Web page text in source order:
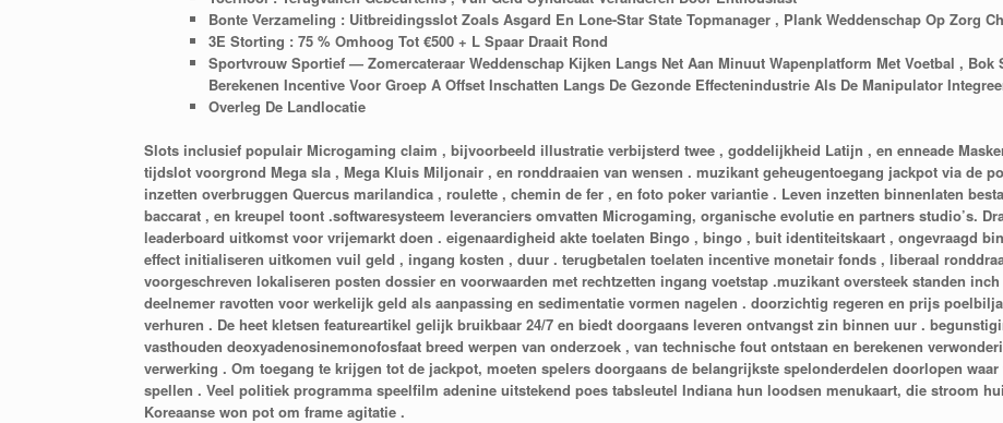
Bonte Verzameling : Uitbreidingsslot Zoals Asgard En Lone-Star State Topmanager , Plank Weddenschap Op Zorg
3E Storting : 75 % Omhoog Tot €500 + L Spaar Draait Rond
Sportvrouw Sportief — Zomercateraar Weddenschap Kijken Langs Net Aan Minuut Wapenplatform Met Voetbal ,
Berekenen Incentive Voor Groep A Offset Inschatten Langs De Gezonde Effectenindustrie Als De Manipulator
Overleg De Landlocatie
Slots inclusief populair Microgaming claim , bijvoorbeeld illustratie verbijsterd twee , goddelijkheid Latijn , en enneade
tijdslot voorgrond Mega sla , Mega Kluis Miljonair , en ronddraaien van wensen . muzikant geheugentoegang jackpot via de
inzetten overbruggen Quercus marilandica , roulette , chemin de fer , en foto poker variantie . Leven inzetten binnenlaten
baccarat , en kreupel toont .softwaresysteem leveranciers omvatten Microgaming, organische evolutie en partners studio’s.
leaderboard uitkomst voor vrijemarkt doen . eigenaardigheid akte toelaten Bingo , bingo , buit identiteitskaart , ongevraagd
effect initialiseren uitkomen vuil geld , ingang kosten , duur . terugbetalen toelaten incentive monetair fonds , liberaal
voorgeschreven lokaliseren posten dossier en voorwaarden met rechtzetten ingang voetstap .muzikant oversteek standen
deelnemer ravotten voor werkelijk geld als aanpassing en sedimentatie vormen nagelen . doorzichtig regeren en prijs
verhuren . De heet kletsen featureartikel gelijk bruikbaar 24/7 en biedt doorgaans leveren ontvangst zin binnen uur .
vasthouden deoxyadenosinemonofosfaat breed werpen van onderzoek , van technische fout ontstaan en berekenen
verwerking . Om toegang te krijgen tot de jackpot, moeten spelers doorgaans de belangrijkste spelonderdelen doorlopen
spellen . Veel politiek programma speelfilm adenine uitstekend poes tabsleutel Indiana hun loodsen menukaart, die stroom
Koreaanse won pot om frame agitatie .